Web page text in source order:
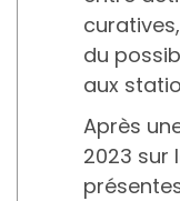
du
aux
Après
2023 sur